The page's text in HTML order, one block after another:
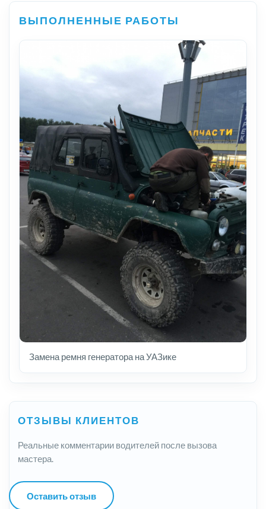
ВЫПОЛНЕННЫЕ РАБОТЫ
Замена ремня генератора на УАЗике
ОТЗЫВЫ КЛИЕНТОВ
Реальные комментарии водителей после вызова
мастера.
Оставить отзыв